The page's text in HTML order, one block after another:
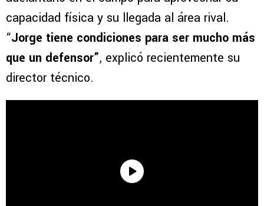
capacidad física y su llegada al área rival.
“Jorge tiene condiciones para ser mucho más
que un defensor”, explicó recientemente su
director técnico.